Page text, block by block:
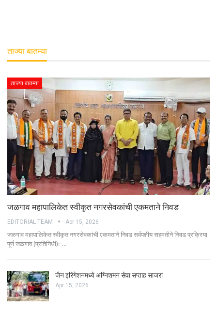
ताज्या बातम्या
ताज्या बातम्या
जळगाव महापालिकेत स्वीकृत नगरसेवकांची एकमताने निवड
EDITORIAL TEAM Apr 15, 2026
जळगाव महापालिकेत स्वीकृत नगरसेवकांची एकमताने निवड सर्वपक्षीय सहमतीने निवड प्रक्रिया
पूर्ण जळगाव (प्रतिनिधी):-…
जैन इरिगेशनमध्ये अग्निशमन सेवा सप्ताह साजरा
Apr 15, 2026